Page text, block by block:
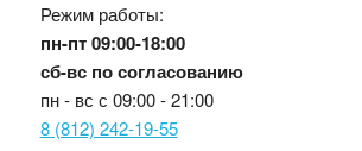
Режим работы:
пн-пт09:00-18:00
сб-вс по согласованию
пн - вс с 09:00 - 21:00
8 (812) 242-19-55